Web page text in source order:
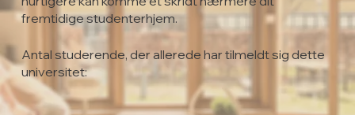
fremtidige studenterhjem.
Antal studerende, der allerede har tilmeldt sig dette
universitet: